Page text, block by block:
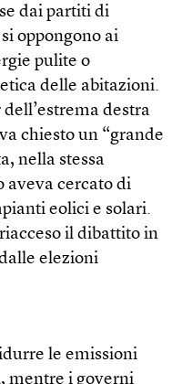
dai partiti di
oppongono ai
pulite o
delle abitazioni.
destra
chiesto un “grande
nella stessa
aveva cercato di
eolici e solari.
il dibattito in
elezioni
le emissioni
mentre i governi